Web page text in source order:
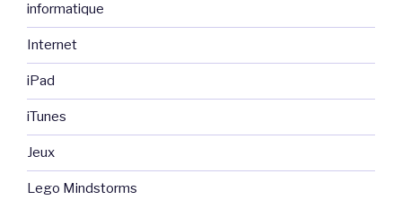
informatique
Internet
iPad
iTunes
Jeux
Lego Mindstorms